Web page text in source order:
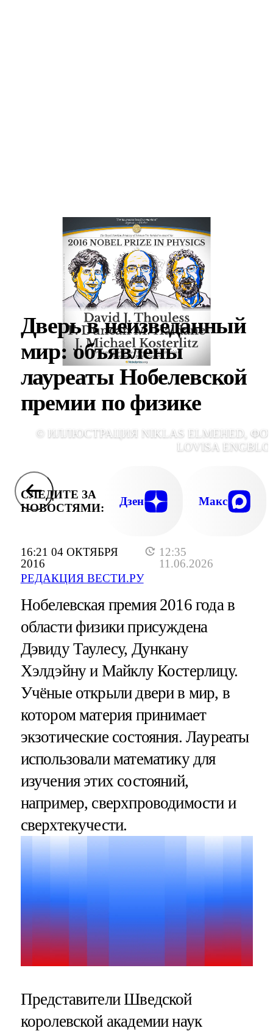
16:21 04 ОКТЯБРЯ
2016
12:35
11.06.2026
РЕДАКЦИЯ ВЕСТИ.РУ
Дверь в неизведанный
мир: объявлены
лауреаты Нобелевской
премии по физике
© ИЛЛЮСТРАЦИЯ NIKLAS ELMEHED,
LOVISA
СЛЕДИТЕ ЗА
НОВОСТЯМИ:
Дзен Макс
Нобелевская премия 2016 года в
области физики присуждена
Дэвиду Таулесу, Дункану
Хэлдэйну и Майклу Костерлицу.
Учёные открыли двери в мир, в
котором материя принимает
экзотические состояния. Лауреаты
использовали математику для
изучения этих состояний,
например, сверхпроводимости и
сверхтекучести.
Представители Шведской
королевской академии наук